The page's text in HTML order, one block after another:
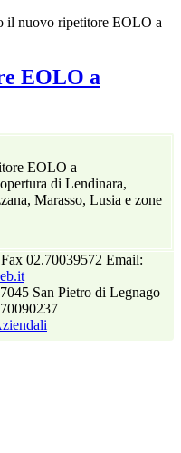
il nuovo ripetitore EOLO a
EOLO a
EOLO a
di Lendinara,
Marasso, Lusia e zone
02.70039572 Email:
San Pietro di Legnago